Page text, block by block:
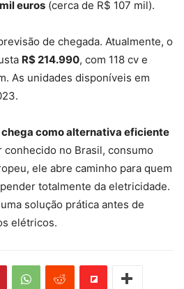
euros (cerca de R$ 107 mil).
de chegada. Atualmente, o
R$ 214.990, com 118 cv e
As unidades disponíveis em
como alternativa eficiente
conhecido no Brasil, consumo
ele abre caminho para quem
totalmente da eletricidade.
solução prática antes de
elétricos.